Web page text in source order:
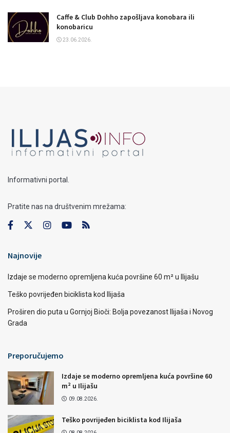
Caffe & Club Dohho zapošljava konobara ili
konobaricu
23.06.2026.
Informativni portal.
Pratite nas na društvenim mrežama:
Najnovije
Izdaje se moderno opremljena kuća površine 60 m² u Ilijašu
Teško povrijeđen biciklista kod Ilijaša
Proširen dio puta u Gornjoj Bioči: Bolja povezanost Ilijaša i Novog
Grada
Preporučujemo
Izdaje se moderno opremljena kuća površine 60
m² u Ilijašu
09.08.2026.
Teško povrijeđen biciklista kod Ilijaša